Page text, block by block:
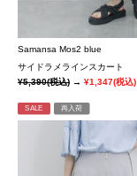
Samansa Mos2 blue
サイドラメラインスカート
¥5,390(税込) → ¥1,347(税込)
SALE 再入荷